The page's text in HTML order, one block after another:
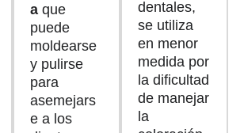
a que
puede
moldearse
y pulirse
para
asemejars
e a los
dentales,
se utiliza
en menor
medida por
la dificultad
de manejar
la